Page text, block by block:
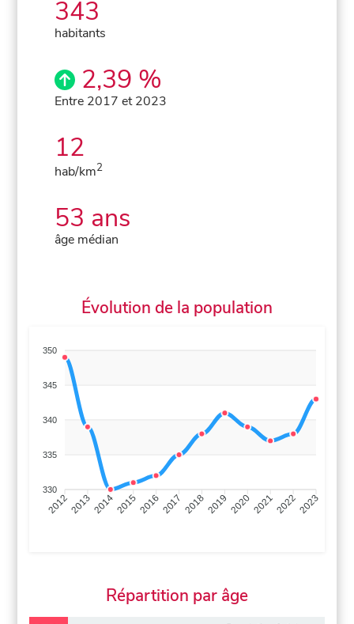
343
habitants
2,39 %
Entre 2017 et 2023
12
hab/km2
53 ans
âge médian
Évolution de la population
350
345
340
335
330
201220132014201520162017 20182019 2020202120222023
Répartition par âge